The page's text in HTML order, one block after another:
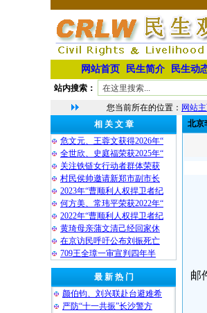
网站首页 民生简介 民生动
站内搜索：
您当前所在的位置： 网站
相 关 文 章
危文元、王蓉文获得2026年“
全世欣、史庭福荣获2025年“
关注铁链女行动者群体荣获
村民侯帅邀请新郑市副市长
2023年“曹顺利人权捍卫者纪
何方美、常玮平荣获2022年“
2022年“曹顺利人权捍卫者纪
黄琦母亲蒲文清己经回家休
在京访民呼吁公布刘振死亡
709王全璋一审宣判四年半
最 新 热 门
颜伯钧、刘兴联赴台避难希
严防“十一共振”长沙警方
北京
邮